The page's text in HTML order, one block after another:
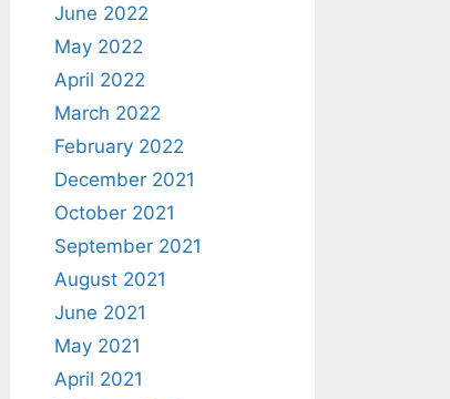
June 2022
May 2022
April 2022
March 2022
February 2022
December 2021
October 2021
September 2021
August 2021
June 2021
May 2021
April 2021